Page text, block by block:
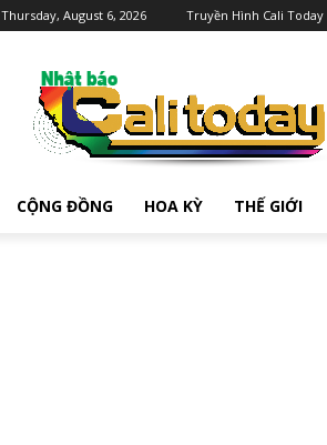
Thursday, August 6, 2026 Truyền Hình Cali Today
CỘNG ĐỒNG HOA KỲ THẾ GIỚI